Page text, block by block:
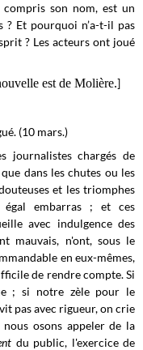
son nom, est un
? Et pourquoi n’a-t-il pas
? Les acteurs ont joué
est de Molière.]
(10 mars.)
journalistes chargés de
dans les chutes ou les
et les triomphes
embarras ; et ces
avec indulgence des
mauvais, n'ont, sous le
en eux-mêmes,
de rendre compte. Si
; si notre zèle pour le
pas avec rigueur, on crie
osons appeler de la
du public, l'exercice de